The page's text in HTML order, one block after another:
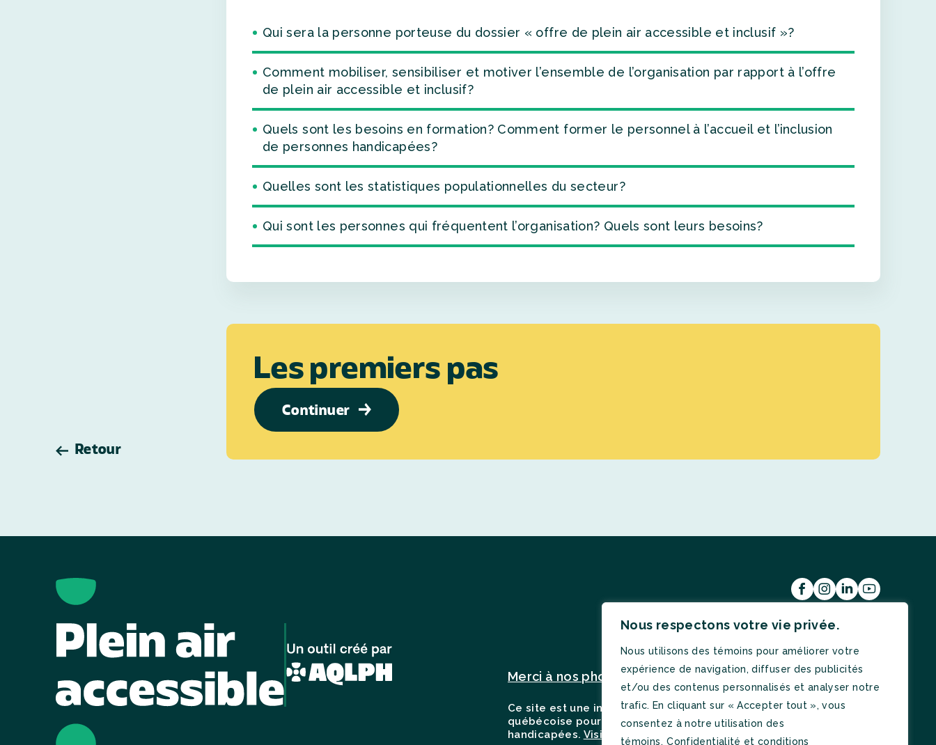
Nous respectons votre vie privée.
Nous utilisons des témoins pour améliorer votre
expérience de navigation, diffuser des publicités
et/ou des contenus personnalisés et analyser notre
trafic. En cliquant sur « Accepter tout », vous
consentez à notre utilisation des
témoins. Confidentialité et conditions
Retour
Qui sera la personne porteuse du dossier « offre de plein air accessible et inclusif »?
Comment mobiliser, sensibiliser et motiver l’ensemble de l’organisation par rapport à l’offre
de plein air accessible et inclusif?
Quels sont les besoins en formation? Comment former le personnel à l’accueil et l’inclusion
de personnes handicapées?
Quelles sont les statistiques populationnelles du secteur?
Qui sont les personnes qui fréquentent l’organisation? Quels sont leurs besoins?
Les premiers pas
Continuer
Merci à nos photographes
Ce site est une initiative de l’Association
québécoise pour le loisir des personnes
handicapées. Visiter notre site Web
En partenariat avec :